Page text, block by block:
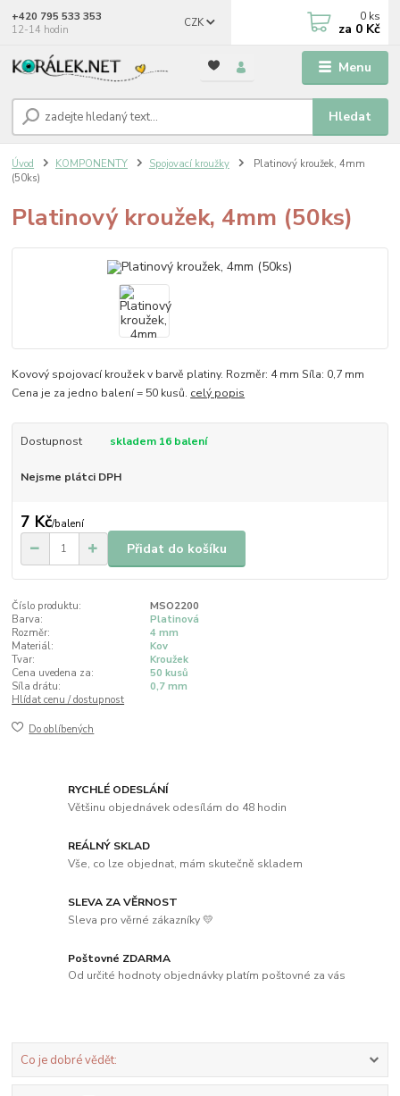
Menu
CZK
Hledat
+420 795 533 353
12-14 hodin
0 ks
za 0 Kč
Úvod KOMPONENTY Spojovací kroužky
Platinový kroužek, 4mm
(50ks)
Platinový kroužek, 4mm (50ks)
Kovový spojovací kroužek v barvě platiny. Rozměr: 4 mm Síla: 0,7 mm
Cena je za jedno balení = 50 kusů. celý popis
Dostupnost skladem 16 balení
Nejsme plátci DPH
7 Kč/balení
Přidat do košíku
Číslo produktu:
MSO2200
Barva:
Platinová
Rozměr:
4 mm
Materiál:
Kov
Tvar:
Kroužek
Cena uvedena za:
50 kusů
Síla drátu:
0,7 mm
Hlídat cenu / dostupnost
Do oblíbených
RYCHLÉ ODESLÁNÍ
Většinu objednávek odesílám do 48 hodin
REÁLNÝ SKLAD
Vše, co lze objednat, mám skutečně skladem
SLEVA ZA VĚRNOST
Sleva pro věrné zákazníky 💛
Poštovné ZDARMA
Od určité hodnoty objednávky platím poštovné za vás
Co je dobré vědět: